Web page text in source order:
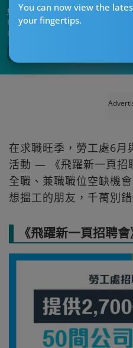
You can now view the
your fingertips.
CT搵工偵探
Published:2026-06-11 13:30
Updated:
在求職旺季，勞工處6月
活動 — 《飛躍新一頁招
全職、兼職職位空缺機
想搵工的朋友，千萬別
《飛躍新一頁招聘